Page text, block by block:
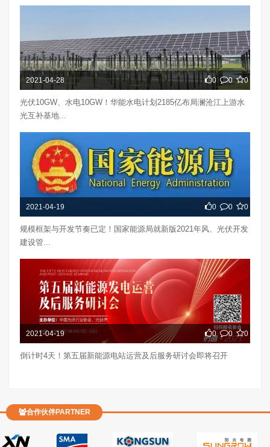
2021-04-28 0 0 0
光伏10GW、水电10GW！华能水电计划2185亿布局澜沧江上游水
光互补基地...
2021-04-19 0 0 0
规模框架与开发节奏已定！国家能源局就新版2021年风、光伏开发
建设管...
2021-04-19 0 0 0
倒计时4天！第五届新能源电站运营及后服务研讨会即将召开
合作伙伴PARTNER